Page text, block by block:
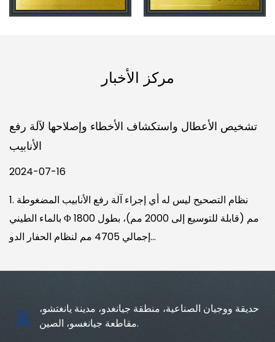
مركز الأخبار
تشخيص الأعطال واستكشاف الأخطاء وإصلاحها لآلة رفع
الأنابيب
2024-07-16
1. نظام التصحيح ليس له أي إجراء آلة رفع الأنابيب المضغوطة
بالماء الطيني Φ 1800 مم (قابلة للتوسيع إلى 2000 مم)، بطول
إجمالي 4705 مم لنظام الحفار الدو...
حديقة ووجيان الصناعية، منطقة جيانغدو، مدينة يانغتشو،
مقاطعة جيانغسو، الصين.